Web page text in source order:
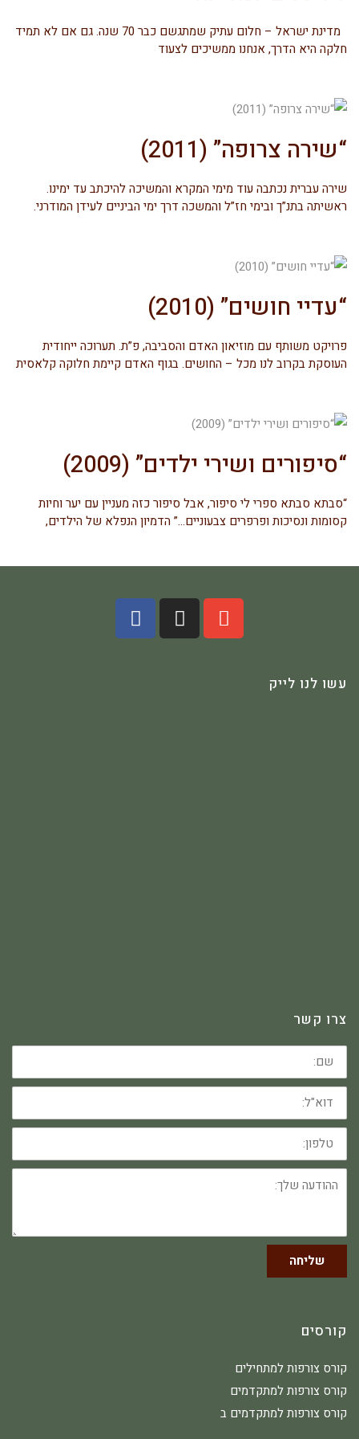
מדינת ישראל – חלום עתיק שמתגשם כבר 70 שנה. גם אם לא תמיד
חלקה היא הדרך, אנחנו ממשיכים לצעוד
“שירה צרופה” (2011)
שירה עברית נכתבה עוד מימי המקרא והמשיכה להיכתב עד ימינו.
ראשיתה בתנ”ך ובימי חז”ל והמשכה דרך ימי הביניים לעידן המודרני.
“עדיי חושים” (2010)
פרויקט משותף עם מוזיאון האדם והסביבה, פ”ת. תערוכה ייחודית
העוסקת בקרוב לנו מכל – החושים. בגוף האדם קיימת חלוקה קלאסית
“סיפורים ושירי ילדים” (2009)
“סבתא סבתא ספרי לי סיפור, אבל סיפור כזה מעניין עם יער וחיות
קסומות ונסיכות ופרפרים צבעוניים…” הדמיון הנפלא של הילדים,
עשו לנו לייק
צרו קשר
שם:
דוא"ל:
טלפון:
ההודעה
שלך:
שליחה
קורסים
קורס צורפות למתחילים
קורס צורפות למתקדמים
קורס צורפות למתקדמים ב